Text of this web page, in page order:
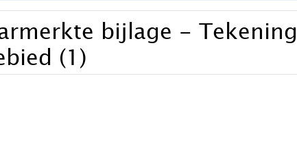
bijlage - Tekening
(1)